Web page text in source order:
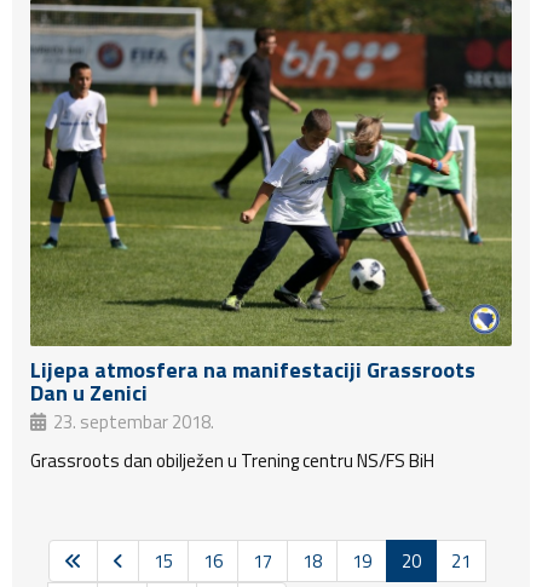
Lijepa atmosfera na manifestaciji Grassroots
Dan u Zenici
23. septembar 2018.
Grassroots dan obilježen u Trening centru NS/FS BiH
15 16 17 18 19 20
21